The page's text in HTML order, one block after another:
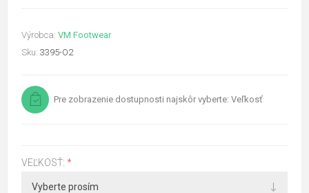
Výrobca: VM Footwear
Sku: 3395-O2
Pre zobrazenie dostupnosti najskôr vyberte: Veľkosť
VEĽKOSŤ: *